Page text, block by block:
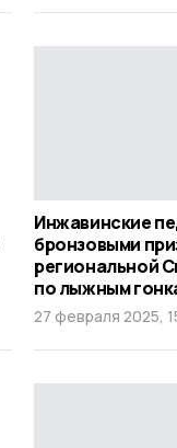
Инжавинские
бронзовыми
региональной
по лыжным
27 февраля 2025,